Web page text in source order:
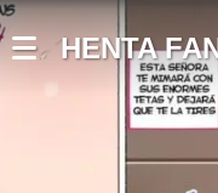
HENTA